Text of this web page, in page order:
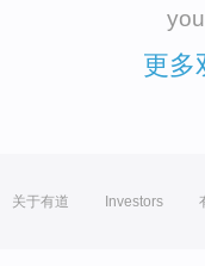
更多
关于有道 Investors